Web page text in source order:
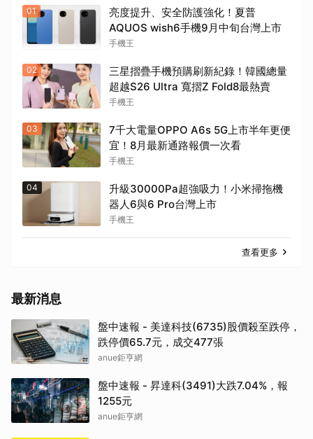
01
亮度提升、安全防護強化！夏普
AQUOS wish6手機9月中旬台灣上市
手機王
02
三星摺疊手機預購刷新紀錄！韓國總量
超越S26 Ultra 寬摺Z Fold8最熱賣
手機王
03
7千大電量OPPO A6s 5G上市半年更便
宜！8月最新通路報價一次看
手機王
04
升級30000Pa超強吸力！小米掃拖機
器人6與6 Pro台灣上市
手機王
查看更多
最新消息
盤中速報 - 美達科技(6735)股價殺至跌停，
跌停價65.7元，成交477張
anue鉅亨網
盤中速報 - 昇達科(3491)大跌7.04%，報
1255元
anue鉅亨網